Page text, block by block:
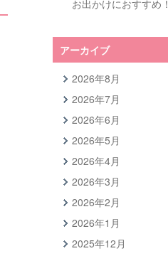
お出かけにおすすめ！
アーカイブ
2026年8月
2026年7月
2026年6月
2026年5月
2026年4月
2026年3月
2026年2月
2026年1月
2025年12月